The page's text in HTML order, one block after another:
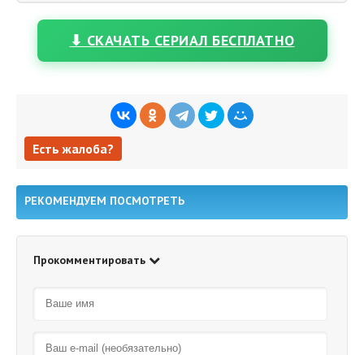
⬇ СКАЧАТЬ СЕРИАЛ БЕСПЛАТНО
Есть жалоба?
РЕКОМЕНДУЕМ ПОСМОТРЕТЬ
Прокомментировать